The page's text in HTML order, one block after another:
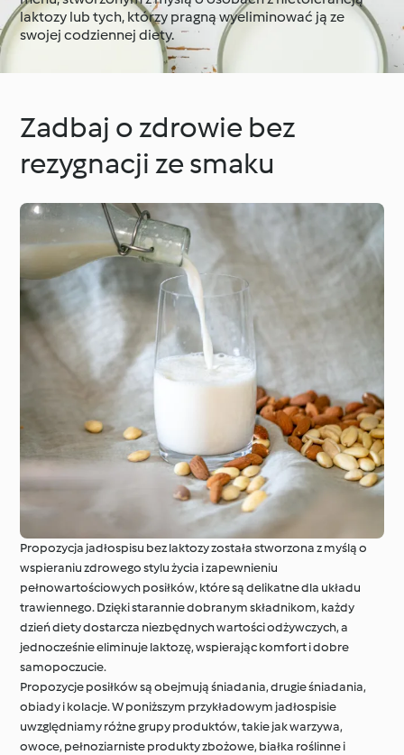
Techniki kulinarne
laktozy lub tych, którzy pragną wyeliminować ją ze
swojej codziennej diety.
Zadbaj o zdrowie bez
rezygnacji ze smaku
Propozycja jadłospisu bez laktozy została stworzona z myślą o
wspieraniu zdrowego stylu życia i zapewnieniu
pełnowartościowych posiłków, które są delikatne dla układu
trawiennego. Dzięki starannie dobranym składnikom, każdy
dzień diety dostarcza niezbędnych wartości odżywczych, a
jednocześnie eliminuje laktozę, wspierając komfort i dobre
samopoczucie.
Propozycje posiłków są obejmują śniadania, drugie śniadania,
obiady i kolacje. W poniższym przykładowym jadłospisie
uwzględniamy różne grupy produktów, takie jak warzywa,
owoce, pełnoziarniste produkty zbożowe, białka roślinne i